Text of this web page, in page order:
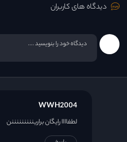
دیدگاه های کاربران
WWH2004
لطفاااا رایگان برارینننننننننن